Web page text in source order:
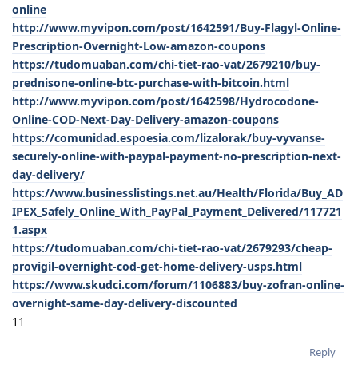
online
http://www.myvipon.com/post/1642591/Buy-Flagyl-Online-
Prescription-Overnight-Low-amazon-coupons
https://tudomuaban.com/chi-tiet-rao-vat/2679210/buy-
prednisone-online-btc-purchase-with-bitcoin.html
http://www.myvipon.com/post/1642598/Hydrocodone-
Online-COD-Next-Day-Delivery-amazon-coupons
https://comunidad.espoesia.com/lizalorak/buy-vyvanse-
securely-online-with-paypal-payment-no-prescription-next-
day-delivery/
https://www.businesslistings.net.au/Health/Florida/Buy_AD
IPEX_Safely_Online_With_PayPal_Payment_Delivered/117721
1.aspx
https://tudomuaban.com/chi-tiet-rao-vat/2679293/cheap-
provigil-overnight-cod-get-home-delivery-usps.html
https://www.skudci.com/forum/1106883/buy-zofran-online-
overnight-same-day-delivery-discounted
11
Reply